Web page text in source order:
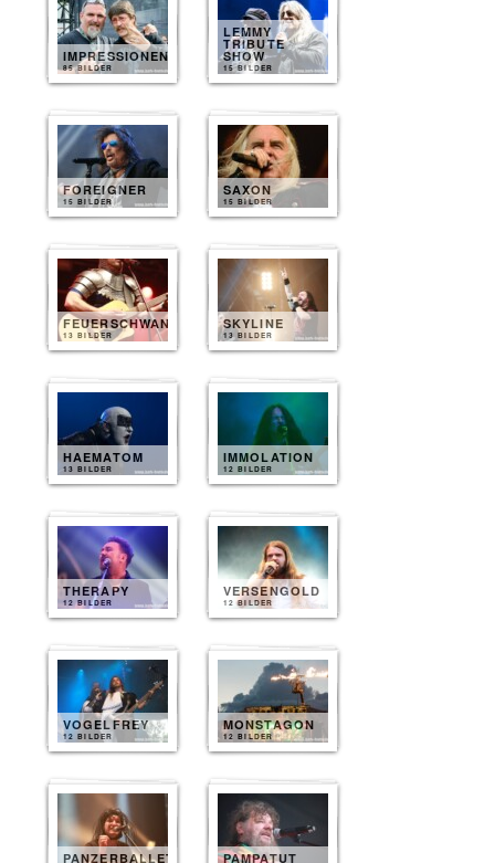
IMPRESSIONEN
85 BILDER
LEMMY
TRIBUTE
SHOW
15 BILDER
FOREIGNER
15 BILDER
SAXON
15 BILDER
FEUERSCHWANZ
13 BILDER
SKYLINE
13 BILDER
HAEMATOM
13 BILDER
IMMOLATION
12 BILDER
THERAPY
12 BILDER
VERSENGOLD
12 BILDER
VOGELFREY
12 BILDER
MONSTAGON
12 BILDER
PANZERBALLETT PAMPATUT